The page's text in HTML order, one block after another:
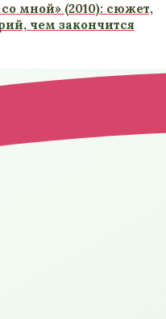
мной» (2010): сюжет,
чем закончится